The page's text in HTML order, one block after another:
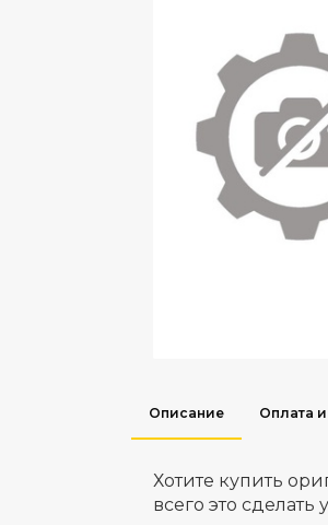
Описание Оплата
Хотите купить
всего это